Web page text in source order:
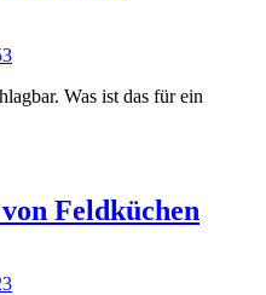
Was ist das für ein
Feldküchen